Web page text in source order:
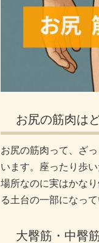
お尻の筋肉は
お尻の筋肉って、ざ
います。座ったり歩
場所なのに実はかな
る土台の一部になっ
大臀筋・中臀